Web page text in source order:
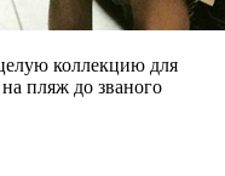
коллекцию для
пляж до званого